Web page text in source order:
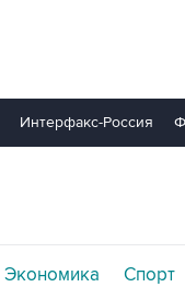
Интерфакс-Россия
Экономика Спорт